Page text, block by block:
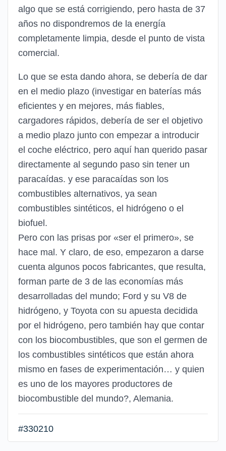
algo que se está corrigiendo, pero hasta de 37
años no dispondremos de la energía
completamente limpia, desde el punto de vista
comercial.
Lo que se esta dando ahora, se debería de dar
en el medio plazo (investigar en baterías más
eficientes y en mejores, más fiables,
cargadores rápidos, debería de ser el objetivo
a medio plazo junto con empezar a introducir
el coche eléctrico, pero aquí han querido pasar
directamente al segundo paso sin tener un
paracaídas. y ese paracaídas son los
combustibles alternativos, ya sean
combustibles sintéticos, el hidrógeno o el
biofuel.
Pero con las prisas por «ser el primero», se
hace mal. Y claro, de eso, empezaron a darse
cuenta algunos pocos fabricantes, que resulta,
forman parte de 3 de las economías más
desarrolladas del mundo; Ford y su V8 de
hidrógeno, y Toyota con su apuesta decidida
por el hidrógeno, pero también hay que contar
con los biocombustibles, que son el germen de
los combustibles sintéticos que están ahora
mismo en fases de experimentación… y quien
es uno de los mayores productores de
biocombustible del mundo?, Alemania.
#330210